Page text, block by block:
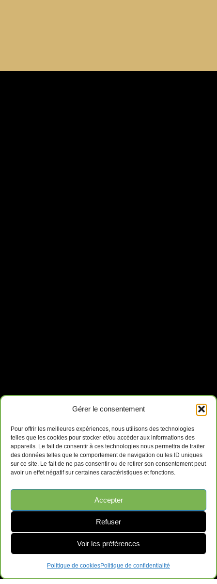
Gérer le consentement
Pour offrir les meilleures expériences, nous utilisons des technologies
telles que les cookies pour stocker et/ou accéder aux informations des
appareils. Le fait de consentir à ces technologies nous permettra de traiter
des données telles que le comportement de navigation ou les ID uniques
sur ce site. Le fait de ne pas consentir ou de retirer son consentement peut
avoir un effet négatif sur certaines caractéristiques et fonctions.
Accepter
Refuser
Voir les préférences
Politique de cookiesPolitique de confidentialité